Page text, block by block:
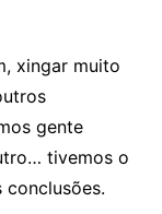
xingar muito
gente
tivemos o
conclusões.